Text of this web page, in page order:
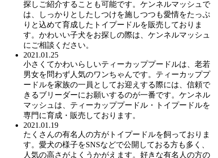
探しご紹介することも可能です。ケンネルマッシュで
は、しっかりとしたしつけを施しつつも愛情をたっぷ
りと込めて育成したトイプードルを販売しておりま
す。かわいい子犬をお探しの際は、ケンネルマッシュ
にご相談ください。
2021.01.25
小さくてかわいらしいティーカッププードルは、老若
男女を問わず人気のワンちゃんです。ティーカッププ
ードルを家族の一員としてお迎えする際には、信頼で
きるブリーダーにお願いするのが一番です。ケンネル
マッシュは、ティーカッププードル・トイプードルを
専門に育成・販売しております。
2021.01.19
たくさんの有名人の方がトイプードルを飼っておりま
す。愛犬の様子をSNSなどで公開しておる方も多く、
人気の高さがよくうかがえます。好きな有名人の方の